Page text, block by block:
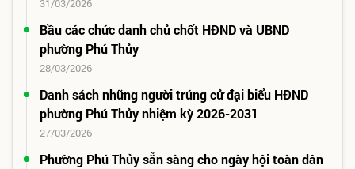
Bức tường hoa giấy: Sự đồng hành làm đẹp quê
hương
07/05/2026
240 vận động viên tranh tài tại Đại hội Thể dục, thể
thao phường Phú Thủy
04/04/2026
Phường Phú Thủy phát động phong trào thi đua
năm 2026